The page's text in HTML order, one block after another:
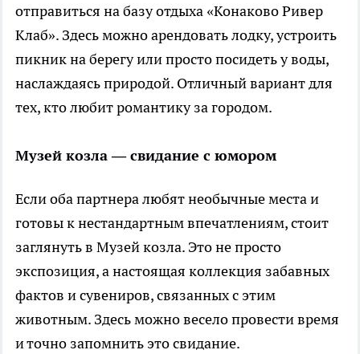
отправиться на базу отдыха «Конаково Ривер
Клаб». Здесь можно арендовать лодку, устроить
пикник на берегу или просто посидеть у воды,
наслаждаясь природой. Отличный вариант для
тех, кто любит романтику за городом.
Музей козла — свидание с юмором
Если оба партнера любят необычные места и
готовы к нестандартным впечатлениям, стоит
заглянуть в Музей козла. Это не просто
экспозиция, а настоящая коллекция забавных
фактов и сувениров, связанных с этим
животным. Здесь можно весело провести время
и точно запомнить это свидание.